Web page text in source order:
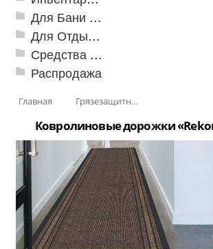
Для Бани и Сауны
Для Отдыха и Пикника
Средства от насекомых и садовых вредителей
Распродажа
Главная Грязезащитные, влаговпитывающие покрытия
Ковролиновые дорожки